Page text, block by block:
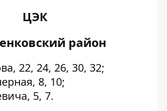
ЦЭК
район
22, 24, 26, 30, 32;
8, 10;
5, 7.